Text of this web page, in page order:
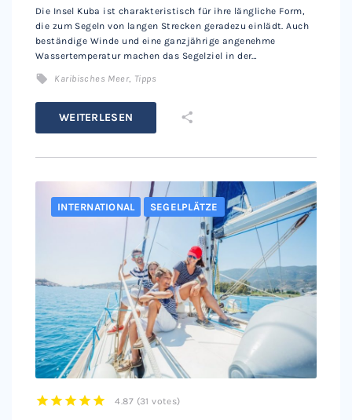
Die Insel Kuba ist charakteristisch für ihre längliche Form,
die zum Segeln von langen Strecken geradezu einlädt. Auch
beständige Winde und eine ganzjährige angenehme
Wassertemperatur machen das Segelziel in der…
Karibisches Meer, Tipps
WEITERLESEN
INTERNATIONAL SEGELPLÄTZE
4.87 (31 votes)